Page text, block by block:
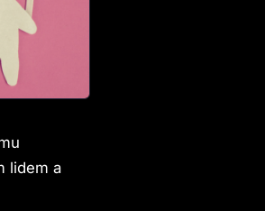
lidem a